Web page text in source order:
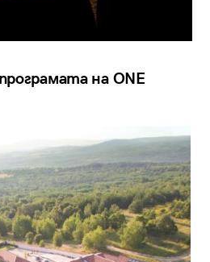
на ONE